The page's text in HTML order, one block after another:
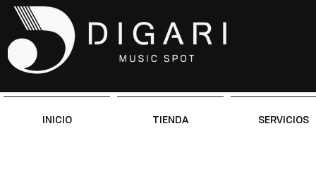
INICIO TIENDA SERVICIOS